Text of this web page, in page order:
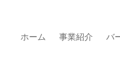
ホーム
事業紹介 バ